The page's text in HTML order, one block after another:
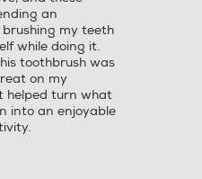
an
my teeth
while doing it.
toothbrush was
on my
helped turn what
into an enjoyable